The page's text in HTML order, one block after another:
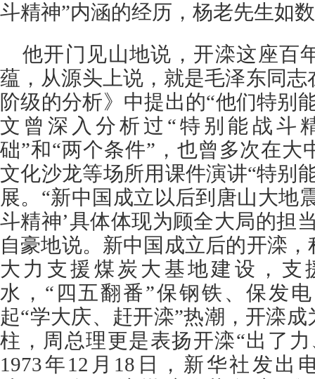
斗精神”内涵的经历，杨老先生如
他开门见山地说，开滦这座百
蕴，从源头上说，就是毛泽东同志
阶级的分析》中提出的“他们特别
文曾深入分析过“特别能战斗
础”和“两个条件”，也曾多次在大
文化沙龙等场所用课件演讲“特别
展。“新中国成立以后到唐山大地
斗精神’具体体现为顾全大局的担
自豪地说。新中国成立后的开滦
大力支援煤炭大基地建设，支
水，“四五翻番”保钢铁、保发
起“学大庆、赶开滦”热潮，开滦
柱，周总理更是表扬开滦“出了
1973年12月18日，新华社发出